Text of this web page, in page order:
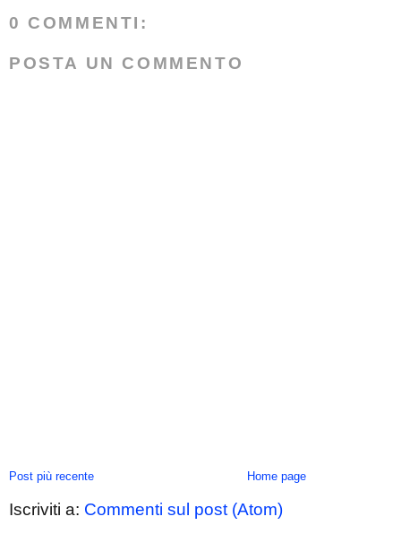
0 COMMENTI:
POSTA UN COMMENTO
Post più recente Home page
Iscriviti a: Commenti sul post (Atom)